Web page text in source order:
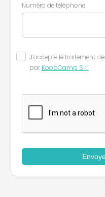
Numéro de téléphone
J’accepte le traitement
par KoobCamp S.r.l